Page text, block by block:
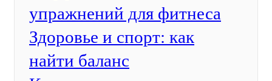
упражнений для фитнеса
Здоровье и спорт: как
найти баланс